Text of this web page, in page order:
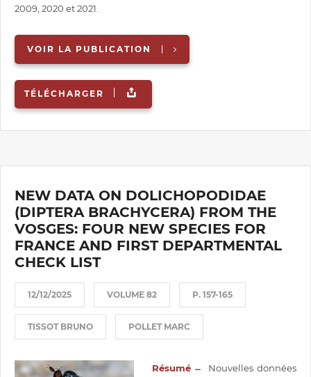
2009, 2020 et 2021.
VOIR LA PUBLICATION
TÉLÉCHARGER
NEW DATA ON DOLICHOPODIDAE
(DIPTERA BRACHYCERA) FROM THE
VOSGES: FOUR NEW SPECIES FOR
FRANCE AND FIRST DEPARTMENTAL
CHECK LIST
12/12/2025 VOLUME 82 P. 157-165
TISSOT BRUNO POLLET MARC
Résumé ̶ Nouvelles données